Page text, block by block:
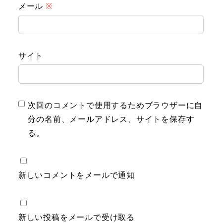
メール ※
サイト
次回のコメントで使用するためブラウザーに自
分の名前、メールアドレス、サイトを保存す
る。
新しいコメントをメールで通知
新しい投稿をメールで受け取る